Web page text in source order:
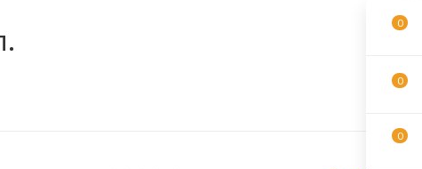
0
0
0